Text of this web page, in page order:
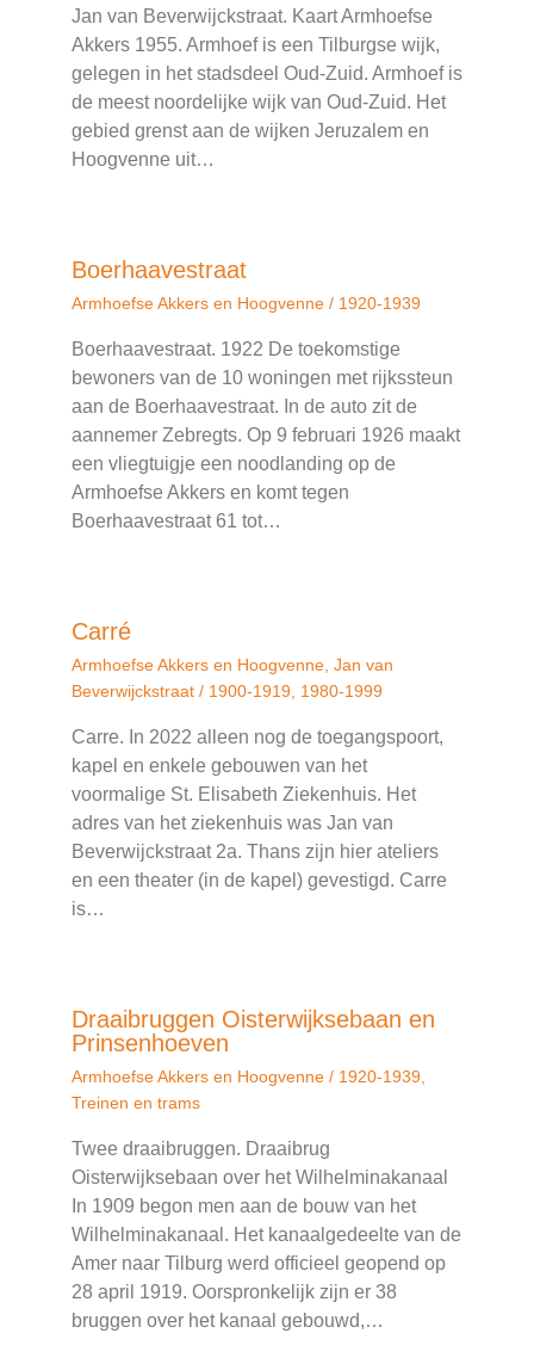
Jan van Beverwijckstraat. Kaart Armhoefse
Akkers 1955. Armhoef is een Tilburgse wijk,
gelegen in het stadsdeel Oud-Zuid. Armhoef is
de meest noordelijke wijk van Oud-Zuid. Het
gebied grenst aan de wijken Jeruzalem en
Hoogvenne uit…
Boerhaavestraat
Armhoefse Akkers en Hoogvenne / 1920-1939
Boerhaavestraat. 1922 De toekomstige
bewoners van de 10 woningen met rijkssteun
aan de Boerhaavestraat. In de auto zit de
aannemer Zebregts. Op 9 februari 1926 maakt
een vliegtuigje een noodlanding op de
Armhoefse Akkers en komt tegen
Boerhaavestraat 61 tot…
Carré
Armhoefse Akkers en Hoogvenne Jan van
Beverwijckstraat / 1900-1919 1980-1999
Carre. In 2022 alleen nog de toegangspoort,
kapel en enkele gebouwen van het
voormalige St. Elisabeth Ziekenhuis. Het
adres van het ziekenhuis was Jan van
Beverwijckstraat 2a. Thans zijn hier ateliers
en een theater (in de kapel) gevestigd. Carre
is…
Draaibruggen Oisterwijksebaan en
Prinsenhoeven
Armhoefse Akkers en Hoogvenne / 1920-1939
Treinen en trams
Twee draaibruggen. Draaibrug
Oisterwijksebaan over het Wilhelminakanaal
In 1909 begon men aan de bouw van het
Wilhelminakanaal. Het kanaalgedeelte van de
Amer naar Tilburg werd officieel geopend op
28 april 1919. Oorspronkelijk zijn er 38
bruggen over het kanaal gebouwd,…